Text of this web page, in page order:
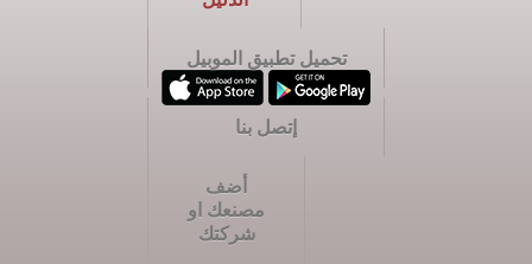
تحميل تطبيق الموبيل
إتصل بنا
أضف
مصنعك او
شركتك